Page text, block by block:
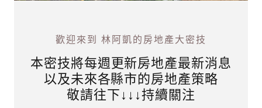
歡迎來到 林阿凱的房地產大密技
本密技將每週更新房地產最新消息
以及未來各縣市的房地產策略
敬請往下↓↓↓持續關注